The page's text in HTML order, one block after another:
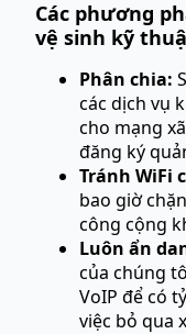
Các phương
vệ sinh kỹ
Phân chia:
các dịch vụ
cho mạng
đăng ký
Tránh WiFi
bao giờ
công cộng
Luôn ẩn
của chúng
VoIP để có
việc bỏ qua